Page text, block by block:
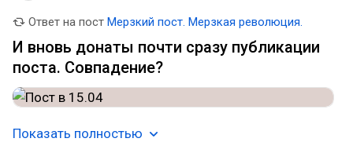
Ответ на пост Мерзкий пост. Мерзкая революция.
И вновь донаты почти сразу публикации
поста. Совпадение?
Показать полностью